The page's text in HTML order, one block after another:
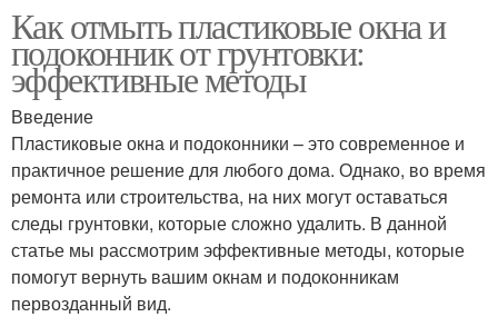
Окна от грунтовки Грунтовки с окон
Как отмыть пластиковые окна и
подоконник от грунтовки:
эффективные методы
Введение
Пластиковые окна и подоконники – это современное и
практичное решение для любого дома. Однако, во время
ремонта или строительства, на них могут оставаться
следы грунтовки, которые сложно удалить. В данной
статье мы рассмотрим эффективные методы, которые
помогут вернуть вашим окнам и подоконникам
первозданный вид.